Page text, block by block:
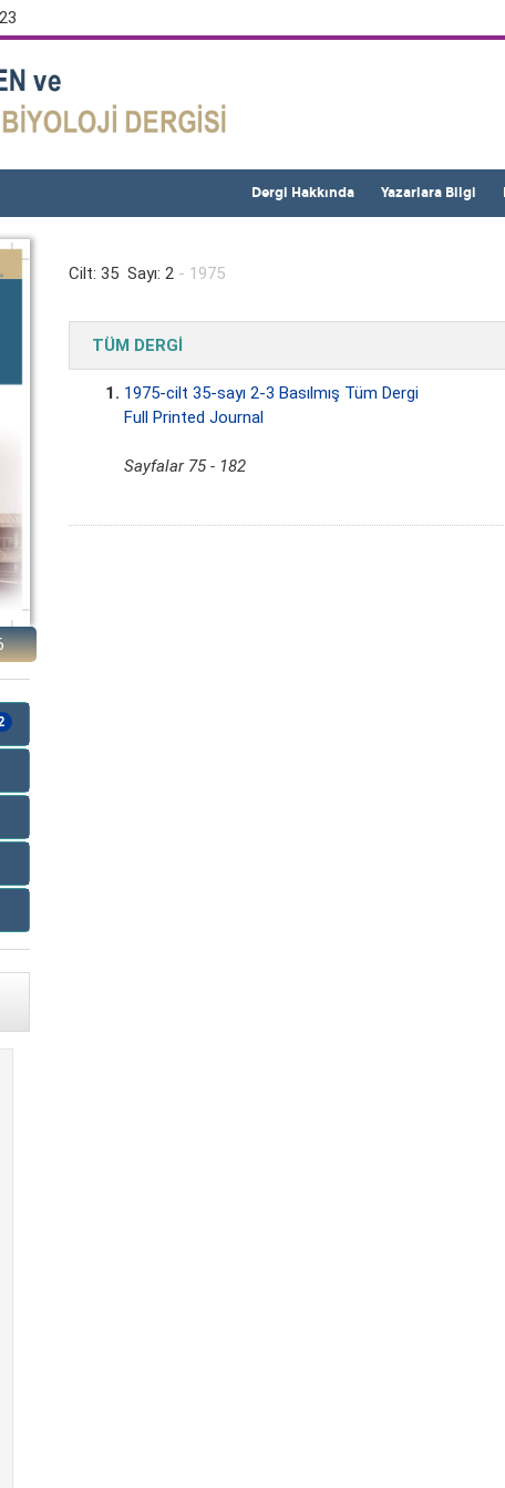
Dergi Hakkında Yazarlara Bilgi
Cilt: 35 Sayı: 2- 1975
TÜM DERGİ
1. 1975-cilt 35-sayı 2-3 Basılmış Tüm Dergi
Full Printed Journal
Sayfalar 75 - 182